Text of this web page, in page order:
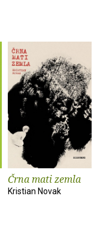
Črna mati zemla
Kristian Novak